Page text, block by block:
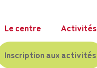
Le centre Activités
Inscription aux activités